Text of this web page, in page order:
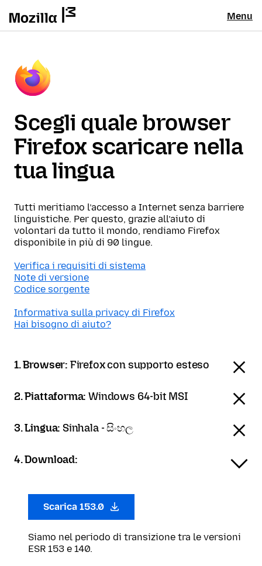
Menu
Scegli quale browser
Firefox scaricare nella
tua lingua
Tutti meritiamo l’accesso a Internet senza barriere
linguistiche. Per questo, grazie all’aiuto di
volontari da tutto il mondo, rendiamo Firefox
disponibile in più di 90 lingue.
Verifica i requisiti di sistema
Note di versione
Codice sorgente
Informativa sulla privacy di Firefox
Hai bisogno di aiuto?
1. Browser: Firefox con supporto esteso
2. Piattaforma:Windows 64-bit MSI
3. Lingua: Sinhala - සිංහල
4. Download:
Scarica 153.0
Siamo nel periodo di transizione tra le versioni
ESR 153 e 140.